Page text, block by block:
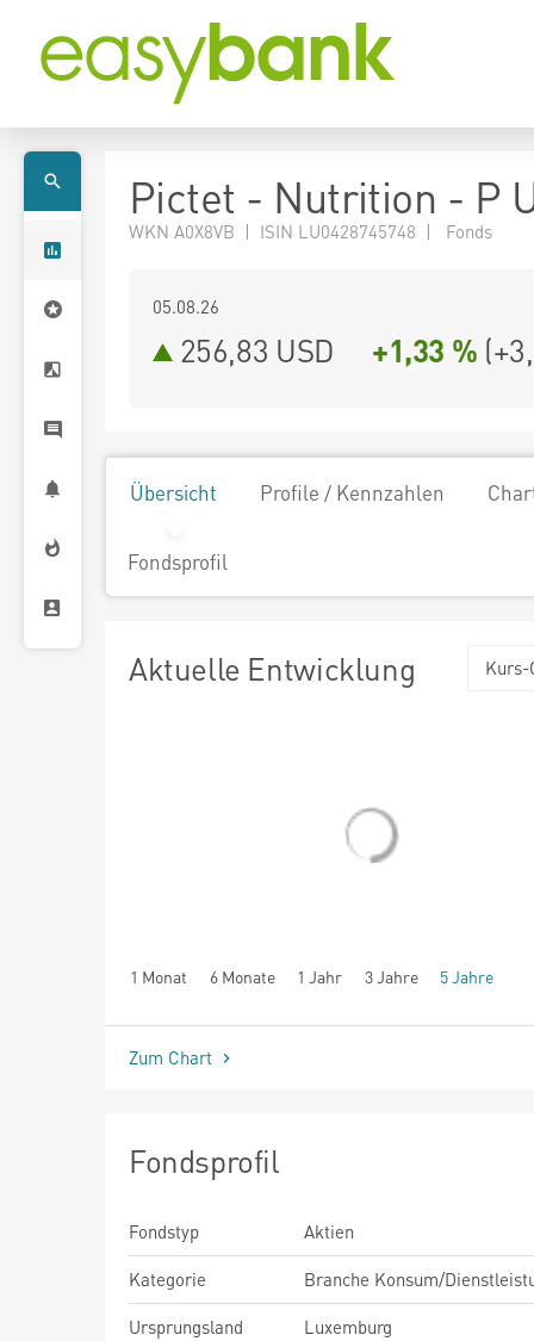
Pictet - Nutrition - P
WKN A0X8VB | ISIN LU0428745748 | Fonds
05.08.26
256,83 USD +1,33 % (
Übersicht Profile / Kennzahlen
Fondsprofil
Aktuelle Entwicklung Kurs-
1 Monat 6 Monate 1 Jahr 3 Jahre 5 Jahre
seit Beginn
Zum Chart
Fondsprofil
Fondstyp
Aktien
Kategorie
Branche Konsum/
Ursprungsland
Luxemburg